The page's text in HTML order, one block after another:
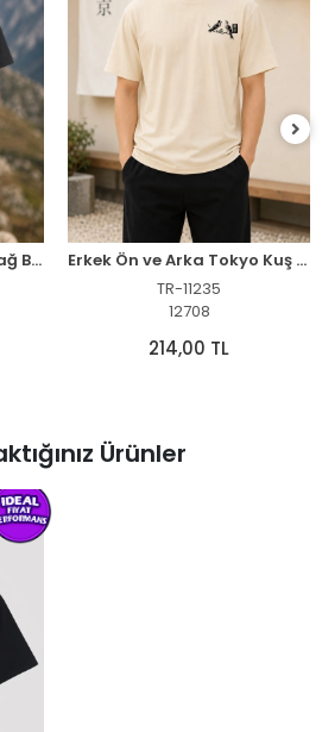
Erkek Outdoor Pusula Dağ Baskılı Kısa Kollu Oversize T-Shirt - Siyah
Erkek Ön ve Arka Tokyo Kuş Çiçek Baskılı Oversize T-Shirt - Ekru
TR-11235
12708
214,00 TL
Ürünler